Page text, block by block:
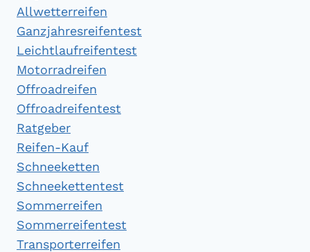
Allwetterreifen
Ganzjahresreifentest
Leichtlaufreifentest
Motorradreifen
Offroadreifen
Offroadreifentest
Ratgeber
Reifen-Kauf
Schneeketten
Schneekettentest
Sommerreifen
Sommerreifentest
Transporterreifen